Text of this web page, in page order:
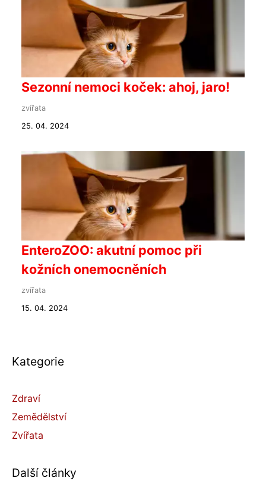
Sezonní nemoci koček: ahoj, jaro!
zvířata
25. 04. 2024
EnteroZOO: akutní pomoc při
kožních onemocněních
zvířata
15. 04. 2024
Kategorie
Zdraví
Zemědělství
Zvířata
Další články